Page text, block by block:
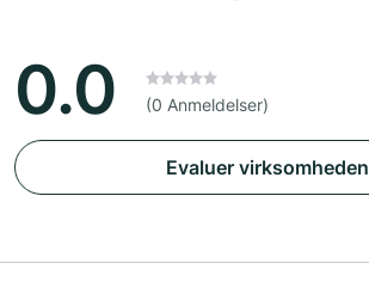
0.0 (0 Anmeldelser)
Evaluer virksomheden